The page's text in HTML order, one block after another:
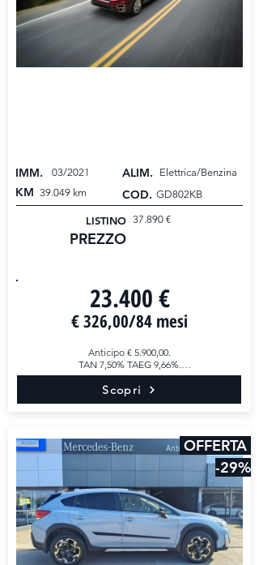
IMM. 03/2021 ALIM. Elettrica/Benzina
KM 39.049 km COD. GD802KB
LISTINO
PREZZO
37.890 €
23.400 €
€ 326,00/84 mesi
Anticipo € 5.900,00.
TAN 7,50% TAEG 9,66%.
Esempio di finanziamento completamente
personalizzabile.
Scopri
OFFERTA
-29%